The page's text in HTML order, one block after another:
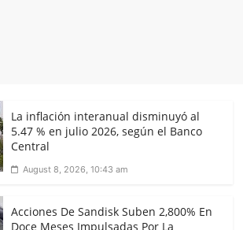
La inflación interanual disminuyó al
5.47 % en julio 2026, según el Banco
Central
August 8, 2026, 10:43 am
Acciones De Sandisk Suben 2,800% En
Doce Meses Impulsadas Por La